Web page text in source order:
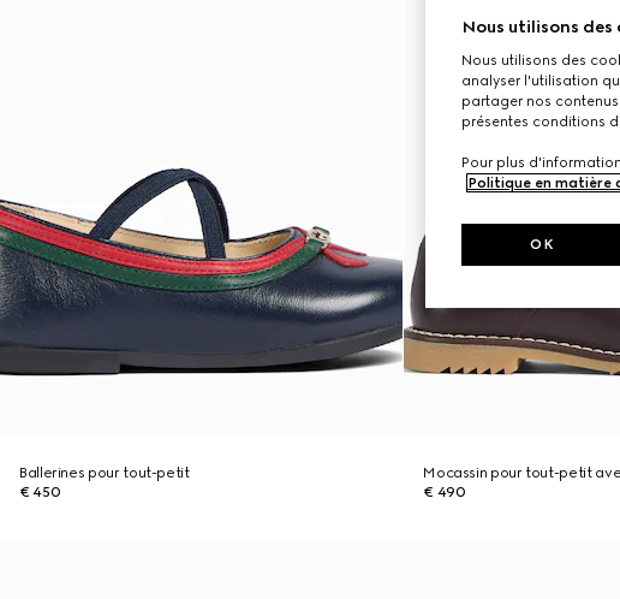
Ballerines pour tout-petit
€ 450
Mocassin pour tout-petit
€ 490
Nous utilisons des
Nous utilisons des
analyser l'utilisation
partager nos
présentes conditions
Pour plus
Politique en matière
OK